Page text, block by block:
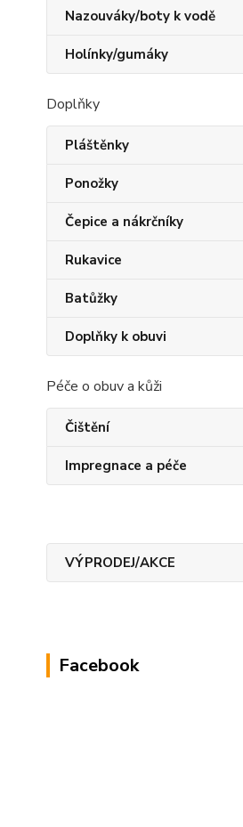
Nazouváky/boty k vodě
Holínky/gumáky
Doplňky
Pláštěnky
Ponožky
Čepice a nákrčníky
Rukavice
Batůžky
Doplňky k obuvi
Péče o obuv a kůži
Čištění
Impregnace a péče
VÝPRODEJ/AKCE
Facebook